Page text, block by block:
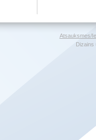
Atsauksmes/
Dizains